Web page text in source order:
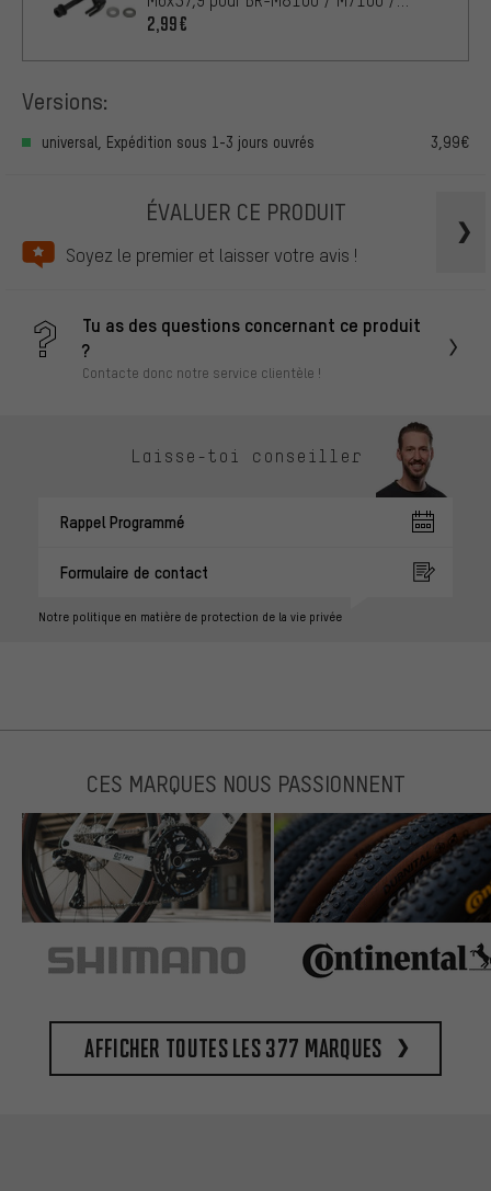
M812
2,99€
Versions:
universal, Expédition sous 1-3 jours ouvrés 3,99€
ÉVALUER CE PRODUIT
Soyez le premier et laisser votre avis !
Tu as des questions concernant ce produit
?
Contacte donc notre service clientèle !
Laisse-toi conseiller
Rappel Programmé
Formulaire de contact
Notre politique en matière de protection de la vie privée
CES MARQUES NOUS PASSIONNENT
Afficher toutes les 377 marques